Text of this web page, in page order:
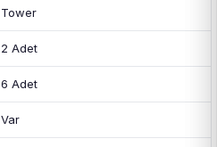
Tower
2 Adet
6 Adet
Var